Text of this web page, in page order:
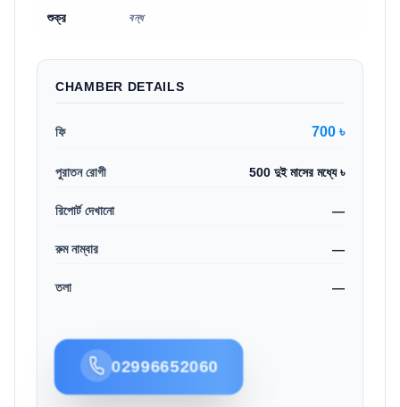
শুক্র বন্ধ
CHAMBER DETAILS
ফি 700 ৳
পুরাতন রোগী 500 দুই মাসের মধ্যে ৳
রিপোর্ট দেখানো —
রুম নাম্বার —
তলা —
02996652060